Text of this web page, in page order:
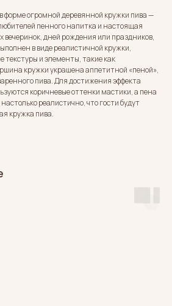
форме огромной деревянной кружки пива —
пенного напитка и настоящая
вечеринок, дней рождения или праздников,
в виде реалистичной кружки,
и элементы, такие как
кружки украшена аппетитной «пеной»,
пива. Для достижения эффекта
коричневые оттенки мастики, а пена
реалистично, что гости будут
кружка пива.